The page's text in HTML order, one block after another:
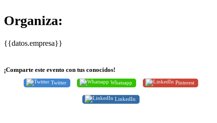
Organiza:
{{datos.empresa}}
¡Comparte este evento con tus conocidos!
Twitter Whatsapp Pinterest
LinkedIn